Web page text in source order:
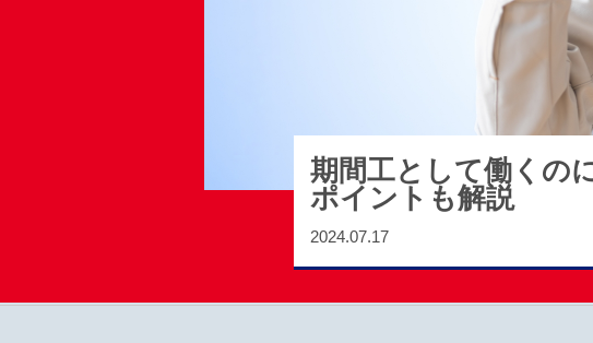
期間工として働くの
ポイントも解説
2024.07.17